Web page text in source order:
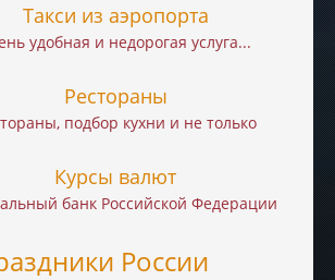
Такси из аэропорта
удобная и недорогая услуга...
Рестораны
подбор кухни и не только
Курсы валют
банк Российской Федерации
России